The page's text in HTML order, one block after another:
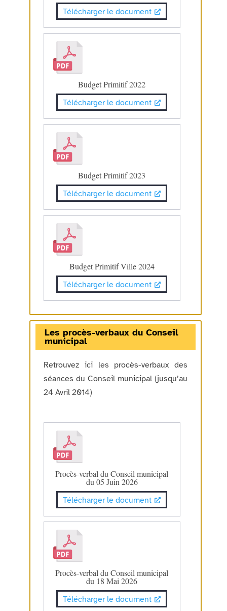
Télécharger le document
Budget Primitif 2022
Télécharger le document
Budget Primitif 2023
Télécharger le document
Budget Primitif Ville 2024
Télécharger le document
Les procès-verbaux du Conseil
municipal
Retrouvez ici les procès-verbaux des
séances du Conseil municipal (jusqu’au
24 Avril 2014)
Procès-verbal du Conseil municipal
du 05 Juin 2026
Télécharger le document
Procès-verbal du Conseil municipal
du 18 Mai 2026
Télécharger le document